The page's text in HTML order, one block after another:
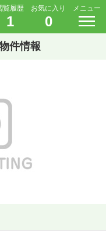
覧履歴
1
お気に入り
0
メニュー
件情報